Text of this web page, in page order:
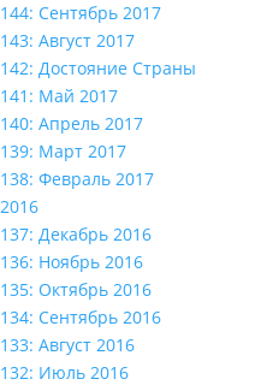
144: Сентябрь 2017
143: Август 2017
142: Достояние Страны
141: Май 2017
140: Апрель 2017
139: Март 2017
138: Февраль 2017
2016
137: Декабрь 2016
136: Ноябрь 2016
135: Октябрь 2016
134: Сентябрь 2016
133: Август 2016
132: Июль 2016